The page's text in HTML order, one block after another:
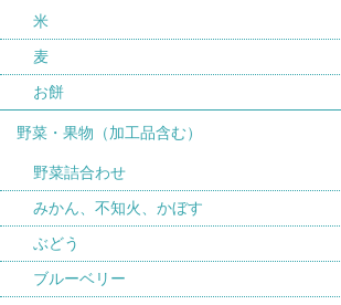
米
麦
お餅
野菜・果物（加工品含む）
野菜詰合わせ
みかん、不知火、かぼす
ぶどう
ブルーベリー